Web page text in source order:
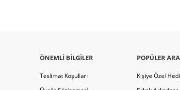
ÖNEMLI BILGILER
Teslimat Koşulları
POPÜLER
Kişiye Özel